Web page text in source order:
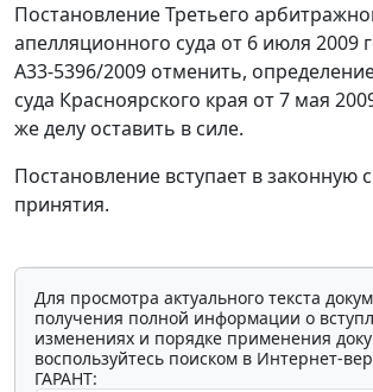
ПостановлениеТретьего
апелляционного суда от 6 июля 2009
А33-5396/2009 отменить,
суда Красноярского края от 7 мая
же делу оставить в силе.
Постановление вступает в законную
принятия.
Для просмотра актуального текста
получения полной информации о
изменениях и порядке применения
воспользуйтесь поиском в Интернет-
ГАРАНТ: